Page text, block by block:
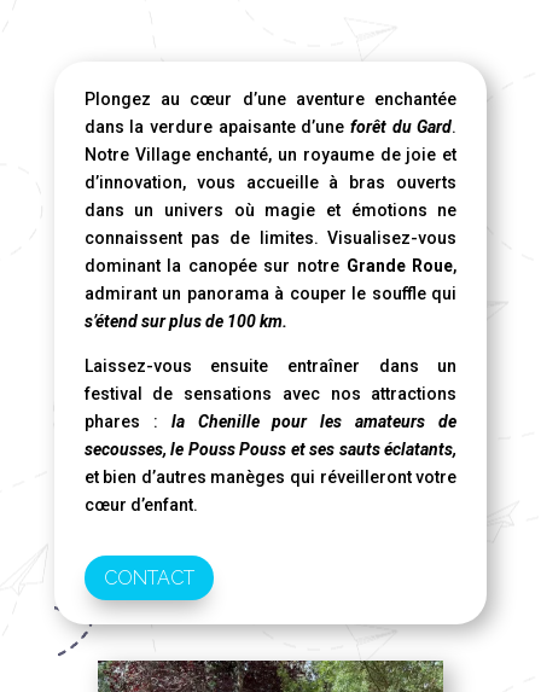
Plongez au cœur d’une aventure enchantée
dans la verdure apaisante d’une forêt du Gard.
Notre Village enchanté, un royaume de joie et
d’innovation, vous accueille à bras ouverts
dans un univers où magie et émotions ne
connaissent pas de limites. Visualisez-vous
dominant la canopée sur notre Grande Roue,
admirant un panorama à couper le souffle qui
s’étend sur plus de 100 km.
Laissez-vous ensuite entraîner dans un
festival de sensations avec nos attractions
phares : la Chenille pour les amateurs de
secousses, le Pouss Pouss et ses sauts éclatants,
et bien d’autres manèges qui réveilleront votre
cœur d’enfant.
CONTACT